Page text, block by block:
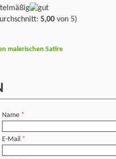
5,00 von 5)
malerischen Satire
Name *
E-Mail *